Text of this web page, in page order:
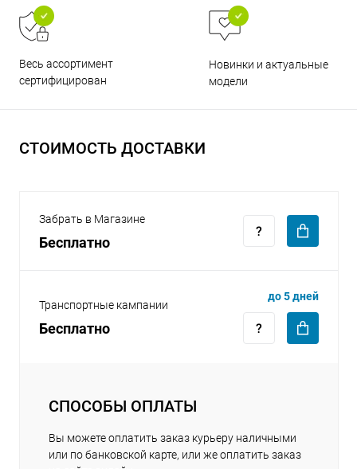
Весь ассортимент
сертифицирован
Новинки и актуальные
модели
СТОИМОСТЬ ДОСТАВКИ
Забрать в Магазине
Бесплатно
Транспортные кампании
Бесплатно
до 5 дней
СПОСОБЫ ОПЛАТЫ
Вы можете оплатить заказ курьеру наличными
или по банковской карте, или же оплатить заказ
раз в 2 недели